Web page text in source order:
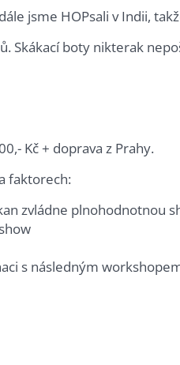
jsme HOPsali v Indii,
Skákací boty nikterak
Kč + doprava z Prahy.
faktorech:
zvládne plnohodnotnou
s následným